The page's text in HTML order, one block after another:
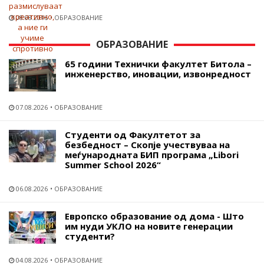
08.08.2016 ОБРАЗОВАНИЕ
ОБРАЗОВАНИЕ
65 години Технички факултет Битола –
инженерство, иновации, извонредност
07.08.2026 ОБРАЗОВАНИЕ
Студенти од Факултетот за
безбедност – Скопје учествуваа на
меѓународната БИП програма „Libori
Summer School 2026“
06.08.2026 ОБРАЗОВАНИЕ
Европско образование од дома - Што
им нуди УКЛО на новите генерации
студенти?
04.08.2026 ОБРАЗОВАНИЕ